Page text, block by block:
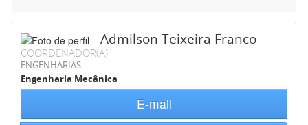
Admilson Teixeira Franco
COORDENADOR(A)
ENGENHARIAS
Engenharia Mecânica
E-mail